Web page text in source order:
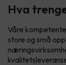
Hva
Våre
store og små